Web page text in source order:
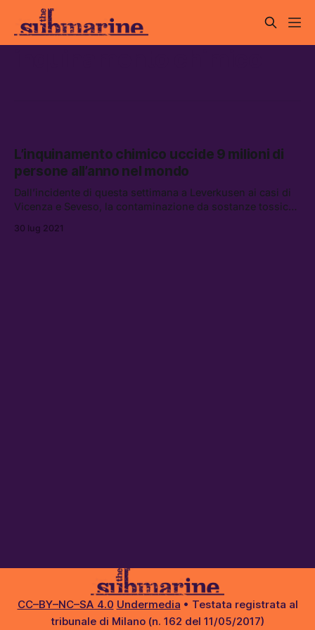
L’inquinamento chimico uccide 9 milioni di
persone all’anno nel mondo
Dall’incidente di questa settimana a Leverkusen ai casi di
Vicenza e Seveso, la contaminazione da sostanze tossiche
30 lug 2021
CC–BY–NC–SA 4.0 Undermedia • Testata registrata al
tribunale di Milano (n. 162 del 11/05/2017)